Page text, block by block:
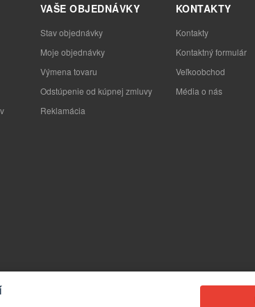
VAŠE OBJEDNÁVKY
Stav objednávky
Moje objednávky
Výmena tovaru
Odstúpenie od kúpnej zmluvy
Reklamácia
KONTAKTY
Kontakty
Kontaktný formulár
Veľkoobchod
Média o nás